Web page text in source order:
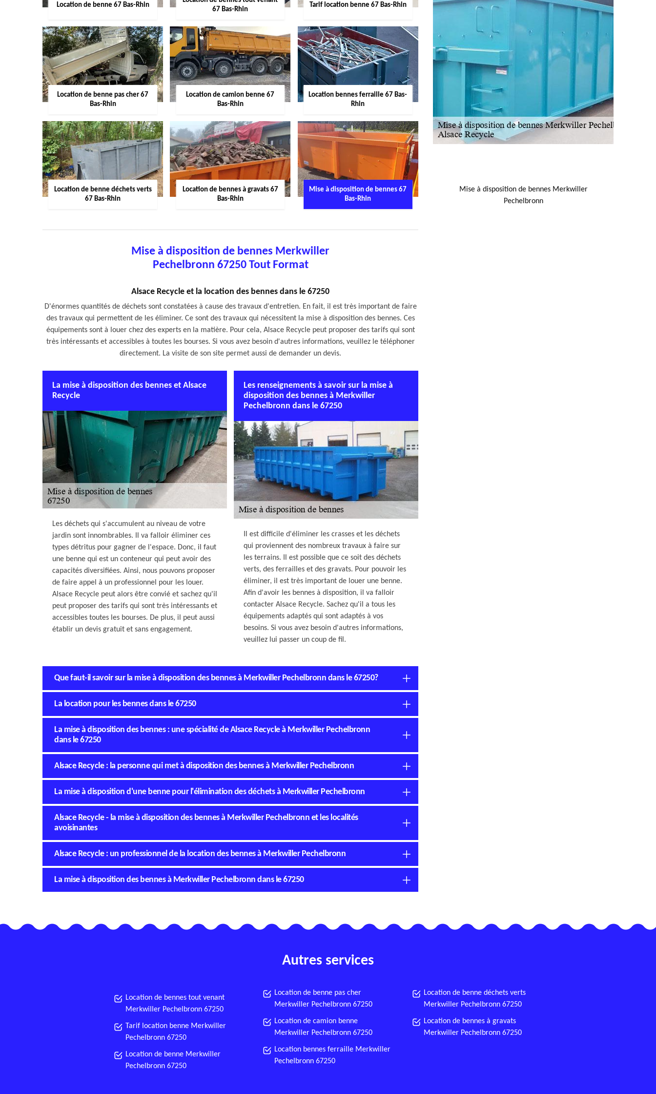
Location de benne 67 Bas-Rhin
67 Bas-Rhin
Tarif location benne 67 Bas-Rhin
Location de benne pas cher 67
Bas-Rhin
Location de camion benne 67
Bas-Rhin
Location bennes ferraille 67 Bas-
Rhin
Location de benne déchets verts
67 Bas-Rhin
Location de bennes à gravats 67
Bas-Rhin
Mise à disposition de bennes 67
Bas-Rhin
Mise à disposition de bennes Merkwiller
Pechelbronn 67250 Tout Format
Alsace Recycle et la location des bennes dans le 67250
D'énormes quantités de déchets sont constatées à cause des travaux d'entretien. En fait, il est très important de faire
des travaux qui permettent de les éliminer. Ce sont des travaux qui nécessitent la mise à disposition des bennes. Ces
équipements sont à louer chez des experts en la matière. Pour cela, Alsace Recycle peut proposer des tarifs qui sont
très intéressants et accessibles à toutes les bourses. Si vous avez besoin d'autres informations, veuillez le téléphoner
directement. La visite de son site permet aussi de demander un devis.
La mise à disposition des bennes et Alsace
Recycle
Les déchets qui s'accumulent au niveau de votre
jardin sont innombrables. Il va falloir éliminer ces
types détritus pour gagner de l'espace. Donc, il faut
une benne qui est un conteneur qui peut avoir des
capacités diversifiées. Ainsi, nous pouvons proposer
de faire appel à un professionnel pour les louer.
Alsace Recycle peut alors être convié et sachez qu'il
peut proposer des tarifs qui sont très intéressants et
accessibles toutes les bourses. De plus, il peut aussi
établir un devis gratuit et sans engagement.
Les renseignements à savoir sur la mise à
disposition des bennes à Merkwiller
Pechelbronn dans le 67250
Il est difficile d'éliminer les crasses et les déchets
qui proviennent des nombreux travaux à faire sur
les terrains. Il est possible que ce soit des déchets
verts, des ferrailles et des gravats. Pour pouvoir les
éliminer, il est très important de louer une benne.
Afin d'avoir les bennes à disposition, il va falloir
contacter Alsace Recycle. Sachez qu'il a tous les
équipements adaptés qui sont adaptés à vos
besoins. Si vous avez besoin d'autres informations,
veuillez lui passer un coup de fil.
Que faut-il savoir sur la mise à disposition des bennes à Merkwiller Pechelbronn dans le 67250?
La location pour les bennes dans le 67250
La mise à disposition des bennes : une spécialité de Alsace Recycle à Merkwiller Pechelbronn
dans le 67250
Alsace Recycle : la personne qui met à disposition des bennes à Merkwiller Pechelbronn
La mise à disposition d'une benne pour l'élimination des déchets à Merkwiller Pechelbronn
Alsace Recycle - la mise à disposition des bennes à Merkwiller Pechelbronn et les localités
avoisinantes
Alsace Recycle : un professionnel de la location des bennes à Merkwiller Pechelbronn
La mise à disposition des bennes à Merkwiller Pechelbronn dans le 67250
Mise à disposition de bennes Merkwiller
Pechelbronn
Autres services
Location de bennes tout venant
Merkwiller Pechelbronn 67250
Tarif location benne Merkwiller
Pechelbronn 67250
Location de benne Merkwiller
Pechelbronn 67250
Location de benne pas cher
Merkwiller Pechelbronn 67250
Location de camion benne
Merkwiller Pechelbronn 67250
Location bennes ferraille Merkwiller
Pechelbronn 67250
Location de benne déchets verts
Merkwiller Pechelbronn 67250
Location de bennes à gravats
Merkwiller Pechelbronn 67250